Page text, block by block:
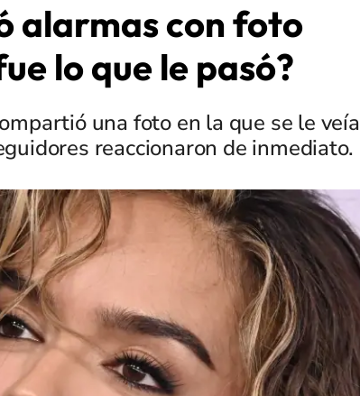
alarmas con foto
lo que le pasó?
una foto en la que se le veía
reaccionaron de inmediato.